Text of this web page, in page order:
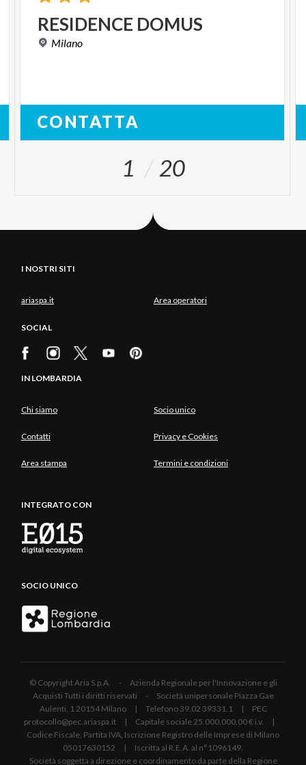
RESIDENCE DOMUS
Milano
CONTATTA
1 20
I NOSTRI SITI
ariaspa.it Area operatori
SOCIAL
IN LOMBARDIA
Chi siamo Socio unico
Contatti Privacy e Cookies
Area stampa Termini e condizioni
INTEGRATO CON
SOCIO UNICO
© Copyright Aria S.p.A. - Azienda Regionale per l'Innovazione e gli
Acquisti Tutti i diritti riservati - Società unipersonale Piazza Gae
Aulenti, 1 20154 Milano | Telefono 39.02 39331.1 | PEC
protocollo@pec.ariaspa.it | Capitale sociale 25.000.000,00 € i.v. |
Codice Fiscale, Partita IVA, Iscrizione Registro delle Imprese di Milano
05017630152 | Iscritta al R.E.A. al n°1096149.
Società soggetta a direzione e coordinamento da parte della Regione